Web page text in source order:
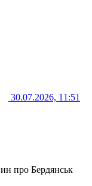
30.07.2026, 11:51
про Бердянськ